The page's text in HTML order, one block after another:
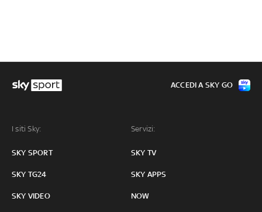
I siti Sky:
SKY SPORT
SKY TG24
SKY VIDEO
Servizi:
SKY TV
SKY APPS
NOW
ACCEDI A SKY GO